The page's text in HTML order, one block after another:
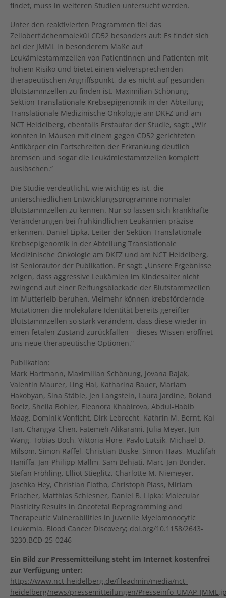
findet, muss in weiteren Studien untersucht werden.
Unter den reaktivierten Programmen fiel das
Zelloberflächenmolekül CD52 besonders auf: Es findet sich
bei der JMML in besonderem Maße auf
Leukämiestammzellen von Patientinnen und Patienten mit
hohem Risiko und bietet einen vielversprechenden
therapeutischen Angriffspunkt, da es nicht auf gesunden
Blutstammzellen zu finden ist. Maximilian Schönung,
Sektion Translationale Krebsepigenomik in der Abteilung
Translationale Medizinische Onkologie am DKFZ und am
NCT Heidelberg, ebenfalls Erstautor der Studie, sagt: „Wir
konnten in Mäusen mit einem gegen CD52 gerichteten
Antikörper ein Fortschreiten der Erkrankung deutlich
bremsen und sogar die Leukämiestammzellen komplett
auslöschen.“
Die Studie verdeutlicht, wie wichtig es ist, die
unterschiedlichen Entwicklungsprogramme normaler
Blutstammzellen zu kennen. Nur so lassen sich krankhafte
Veränderungen bei frühkindlichen Leukämien präzise
erkennen. Daniel Lipka, Leiter der Sektion Translationale
Krebsepigenomik in der Abteilung Translationale
Medizinische Onkologie am DKFZ und am NCT Heidelberg,
ist Seniorautor der Publikation. Er sagt: „Unsere Ergebnisse
zeigen, dass aggressive Leukämien im Kindesalter nicht
zwingend auf einer Reifungsblockade der Blutstammzellen
im Mutterleib beruhen. Vielmehr können krebsfördernde
Mutationen die molekulare Identität bereits gereifter
Blutstammzellen so stark verändern, dass diese wieder in
einen fetalen Zustand zurückfallen – dieses Wissen eröffnet
uns neue therapeutische Optionen.“
Publikation:
Mark Hartmann, Maximilian Schönung, Jovana Rajak,
Valentin Maurer, Ling Hai, Katharina Bauer, Mariam
Hakobyan, Sina Stäble, Jen Langstein, Laura Jardine, Roland
Roelz, Sheila Bohler, Eleonora Khabirova, Abdul-Habib
Maag, Dominik Vonficht, Dirk Lebrecht, Kathrin M. Bernt, Kai
Tan, Changya Chen, Fatemeh Alikarami, Julia Meyer, Jun
Wang, Tobias Boch, Viktoria Flore, Pavlo Lutsik, Michael D.
Milsom, Simon Raffel, Christian Buske, Simon Haas, Muzlifah
Haniffa, Jan-Philipp Mallm, Sam Behjati, Marc-Jan Bonder,
Stefan Fröhling, Elliot Stieglitz, Charlotte M. Niemeyer,
Joschka Hey, Christian Flotho, Christoph Plass, Miriam
Erlacher, Matthias Schlesner, Daniel B. Lipka: Molecular
Plasticity Results in Oncofetal Reprogramming and
Therapeutic Vulnerabilities in Juvenile Myelomonocytic
Leukemia. Blood Cancer Discovery; doi.org/10.1158/2643-
3230.BCD-25-0246
Ein Bild zur Pressemitteilung steht im Internet kostenfrei
zur Verfügung unter:
https://www.nct-heidelberg.de/fileadmin/media/nct-
heidelberg/news/pressemitteilungen/